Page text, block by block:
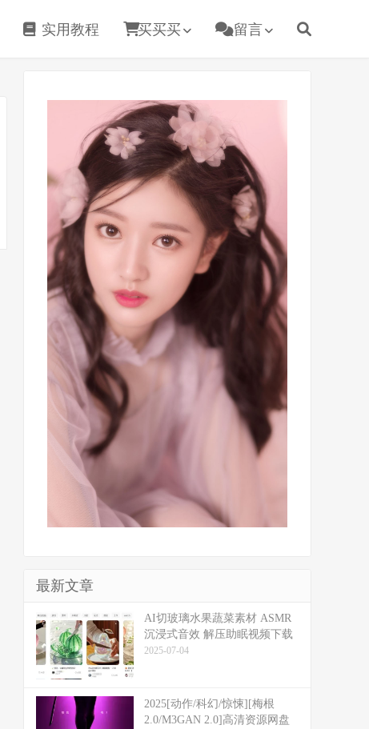
实用教程 买买买 留言
最新文章
​​AI切玻璃水果蔬菜素材 ASMR
沉浸式音效 解压助眠视频下载
2025-07-04
2025[动作/科幻/惊悚][梅根
2.0/M3GAN 2.0]高清资源网盘